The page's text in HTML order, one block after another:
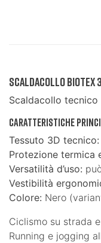
Scaldacollo Biotex
Scaldacollo
Caratteristiche
Tessuto 3D tecnico:
Protezione termica
Versatilità d’uso:
Vestibilità
Colore: Nero
Ciclismo su strada
Running e jogging